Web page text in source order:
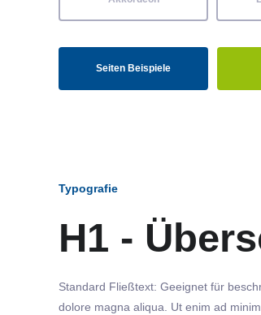
Seiten Beispiele
Typografie
H1 -
Standard Fließtext: Geeignet für
dolore magna aliqua. Ut enim ad